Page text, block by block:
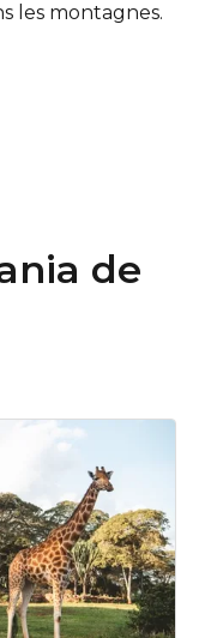
les montagnes.
de